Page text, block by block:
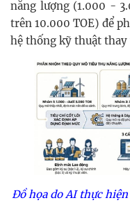
năng lượng (1.000 -
trên 10.000 TOE) để
hệ thống kỹ thuật
Đồ họa do AI thực